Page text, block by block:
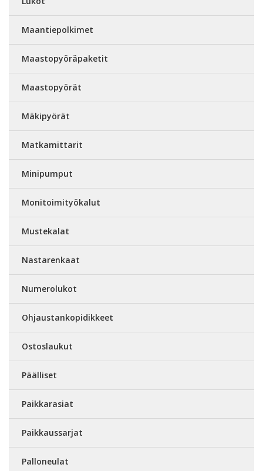
Maantiepolkimet
Maastopyöräpaketit
Maastopyörät
Mäkipyörät
Matkamittarit
Minipumput
Monitoimityökalut
Mustekalat
Nastarenkaat
Numerolukot
Ohjaustankopidikkeet
Ostoslaukut
Päälliset
Paikkarasiat
Paikkaussarjat
Palloneulat